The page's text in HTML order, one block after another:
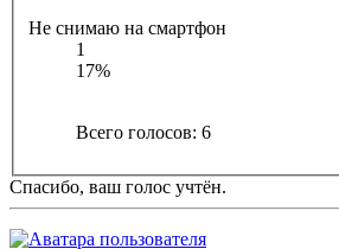
Не снимаю на смартфон
1
17%
Всего голосов: 6
Спасибо, ваш голос учтён.